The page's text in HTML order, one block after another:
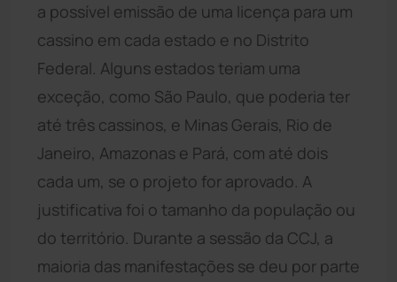
a possível emissão de uma licença para um
cassino em cada estado e no Distrito
Federal. Alguns estados teriam uma
exceção, como São Paulo, que poderia ter
até três cassinos, e Minas Gerais, Rio de
Janeiro, Amazonas e Pará, com até dois
cada um, se o projeto for aprovado. A
justificativa foi o tamanho da população ou
do território. Durante a sessão da CCJ, a
maioria das manifestações se deu por parte